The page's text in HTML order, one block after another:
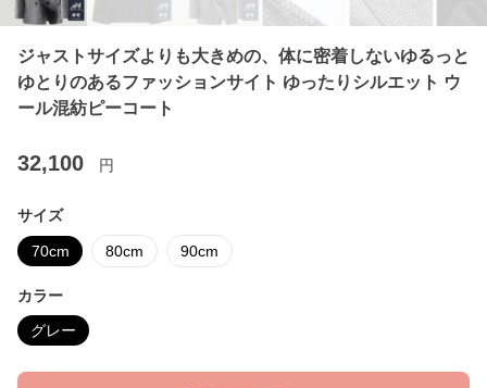
ジャストサイズよりも大きめの、体に密着しないゆるっと
ゆとりのあるファッションサイト ゆったりシルエット ウ
ール混紡ピーコート
32,100 円
サイズ
70cm 80cm 90cm
カラー
グレー